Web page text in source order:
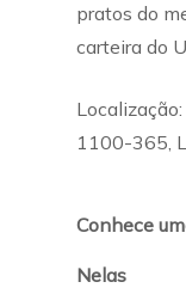
pratos do
carteira do
1100-365,
Conhece
Nelas